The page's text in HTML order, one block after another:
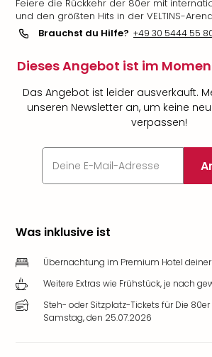
Feiere die Rückkehr der 80er mit
und den größten Hits in der VELTINS-Arena
Brauchst du Hilfe? +49 30 5444 55
Dieses Angebot ist im
Das Angebot ist leider ausverkauft.
unseren Newsletter an, um keine
verpassen!
Was inklusive ist
Übernachtung im Premium Hotel
Weitere Extras wie Frühstück, je nach
Steh- oder Sitzplatz-Tickets für Die
Samstag, den 25.07.2026